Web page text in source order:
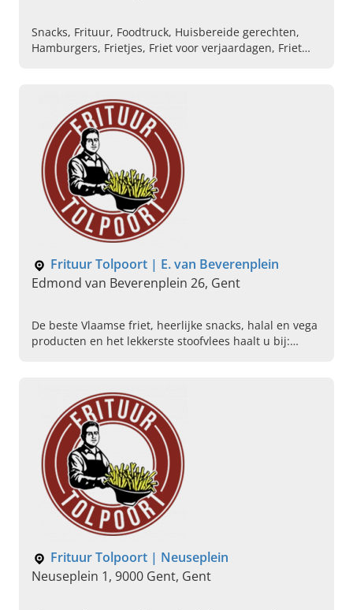
Snacks, Frituur, Foodtruck, Huisbereide gerechten,
Hamburgers, Frietjes, Friet voor verjaardagen, Friet
Frituur Tolpoort | E. van Beverenplein
Edmond van Beverenplein 26, Gent
De beste Vlaamse friet, heerlijke snacks, halal en vega
producten en het lekkerste stoofvlees haalt u bij:
Frituur Tolpoort | Neuseplein
Neuseplein 1, 9000 Gent, Gent